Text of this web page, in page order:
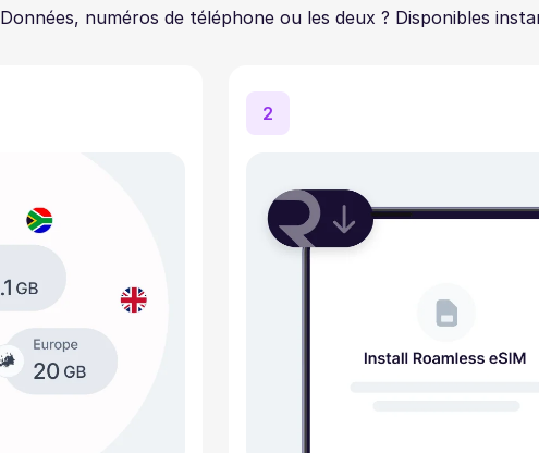
Données, numéros de téléphone ou les deux ? Disponibles
2